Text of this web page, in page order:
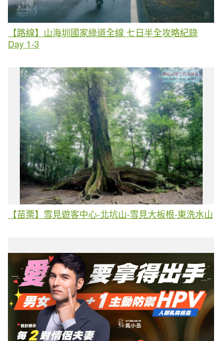
【路線】山海圳國家綠道全線 七日半全攻略紀錄
Day 1-3
【苗栗】雪見遊客中心-北坑山-雪見大板根-東洗水山